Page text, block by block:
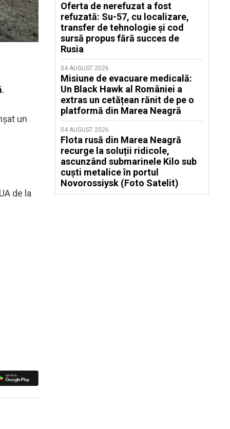
un
de la
Oferta de nerefuzat a fost
refuzată: Su-57, cu localizare,
transfer de tehnologie și cod
sursă propus fără succes de
Rusia
04 AUGUST 2026
Misiune de evacuare medicală:
Un Black Hawk al României a
extras un cetățean rănit de pe o
platformă din Marea Neagră
04 AUGUST 2026
Flota rusă din Marea Neagră
recurge la soluții ridicole,
ascunzând submarinele Kilo sub
cuști metalice în portul
Novorossiysk (Foto Satelit)